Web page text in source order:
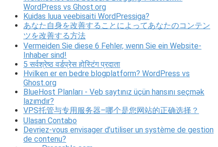
WordPress vs Ghost.org
Kuidas luua veebisaiti WordPressiga?
あなた自身を改善することによってあなたのコンテン
ツを改善する方法
Vermeiden Sie diese 6 Fehler, wenn Sie ein Website-
Inhaber sind!
5 सर्वश्रेष्ठ वर्डप्रेस होस्टिंग प्रदाता
Hvilken er en bedre blogplatform? WordPress vs
Ghost.org
BlueHost Planları - Veb saytınız üçün hansını seçmək
lazımdır?
VPS托管与专用服务器–哪个是您网站的正确选择？
Ulasan Contabo
Devriez-vous envisager d’utiliser un système de gestion
de contenu?